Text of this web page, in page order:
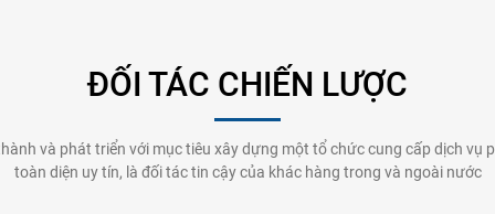
ĐỐI TÁC CHIẾN LƯỢC
và phát triển với mục tiêu xây dựng một tổ chức cung cấp dịch vụ
toàn diện uy tín, là đối tác tin cậy của khác hàng trong và ngoài nước